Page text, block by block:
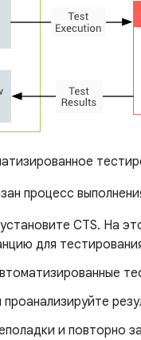
процесс
CTS. На
​​для
и повторно